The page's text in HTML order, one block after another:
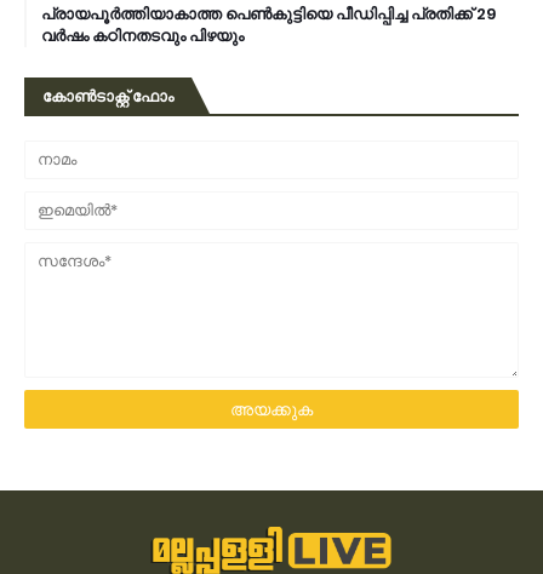
പ്രായപൂർത്തിയാകാത്ത പെൺകുട്ടിയെ പീഡിപ്പിച്ച പ്രതിക്ക് 29
വർഷം കഠിനതടവും പിഴയും
കോൺടാക്റ്റ് ഫോം